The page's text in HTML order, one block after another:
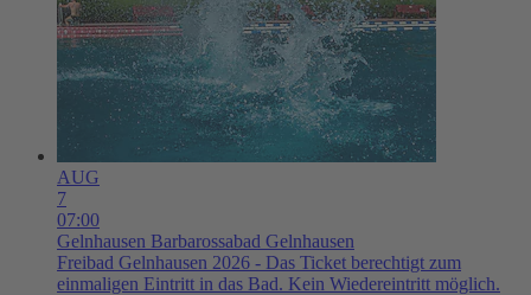
AUG
7
07:00
Gelnhausen Barbarossabad Gelnhausen
Freibad Gelnhausen 2026 - Das Ticket berechtigt zum
einmaligen Eintritt in das Bad. Kein Wiedereintritt möglich.